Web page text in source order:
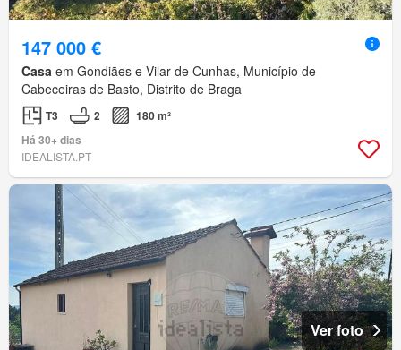
147 000 €
Casa em Gondiães e Vilar de Cunhas, Município de
Cabeceiras de Basto, Distrito de Braga
T3 2
180 m²
Há 30+ dias
IDEALISTA.PT
Ver foto